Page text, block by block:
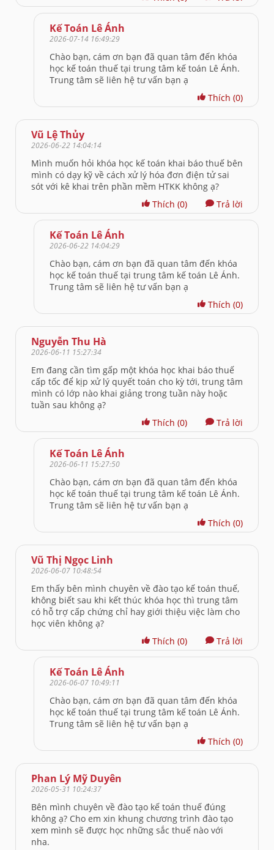
Kế Toán Lê Ánh
2026-07-14 16:49:29
Chào bạn, cám ơn bạn đã quan tâm đến khóa
học kế toán thuế tại trung tâm kế toán Lê Ánh.
Trung tâm sẽ liên hệ tư vấn bạn ạ
Thích (0)
Vũ Lệ Thủy
2026-06-22 14:04:14
Mình muốn hỏi khóa học kế toán khai báo thuế bên
mình có dạy kỹ về cách xử lý hóa đơn điện tử sai
sót với kê khai trên phần mềm HTKK không ạ?
Thích (0) Trả lời
Kế Toán Lê Ánh
2026-06-22 14:04:29
Chào bạn, cám ơn bạn đã quan tâm đến khóa
học kế toán thuế tại trung tâm kế toán Lê Ánh.
Trung tâm sẽ liên hệ tư vấn bạn ạ
Thích (0)
Nguyễn Thu Hà
2026-06-11 15:27:34
Em đang cần tìm gấp một khóa học khai báo thuế
cấp tốc để kịp xử lý quyết toán cho kỳ tới, trung tâm
mình có lớp nào khai giảng trong tuần này hoặc
tuần sau không ạ?
Thích (0) Trả lời
Kế Toán Lê Ánh
2026-06-11 15:27:50
Chào bạn, cám ơn bạn đã quan tâm đến khóa
học kế toán thuế tại trung tâm kế toán Lê Ánh.
Trung tâm sẽ liên hệ tư vấn bạn ạ
Thích (0)
Vũ Thị Ngọc Linh
2026-06-07 10:48:54
Em thấy bên mình chuyên về đào tạo kế toán thuế,
không biết sau khi kết thúc khóa học thì trung tâm
có hỗ trợ cấp chứng chỉ hay giới thiệu việc làm cho
học viên không ạ?
Thích (0) Trả lời
Kế Toán Lê Ánh
2026-06-07 10:49:11
Chào bạn, cám ơn bạn đã quan tâm đến khóa
học kế toán thuế tại trung tâm kế toán Lê Ánh.
Trung tâm sẽ liên hệ tư vấn bạn ạ
Thích (0)
Phan Lý Mỹ Duyên
2026-05-31 10:24:37
Bên mình chuyên về đào tạo kế toán thuế đúng
không ạ? Cho em xin khung chương trình đào tạo
xem mình sẽ được học những sắc thuế nào với
nha.